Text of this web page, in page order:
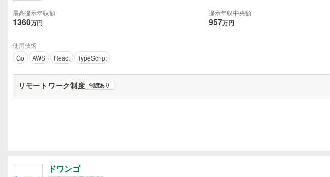
最高提示年収額
1360万円
提示年収中央額
957万円
使用技術
Go
AWS React TypeScript
リモートワーク制度 制度あり
ドワンゴ